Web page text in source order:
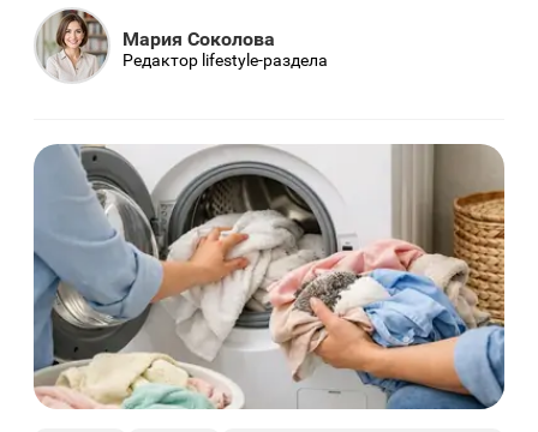
Мария Соколова
Редактор lifestyle-раздела